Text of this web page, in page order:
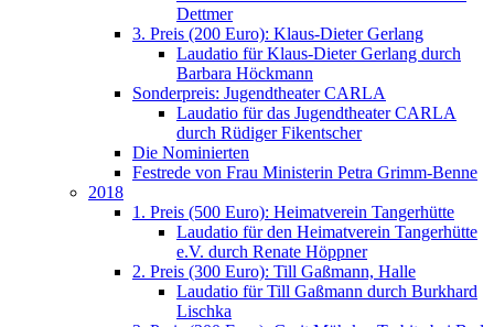
Dettmer
3. Preis (200 Euro): Klaus-Dieter Gerlang
Laudatio für Klaus-Dieter Gerlang durch
Barbara Höckmann
Sonderpreis: Jugendtheater CARLA
Laudatio für das Jugendtheater CARLA
durch Rüdiger Fikentscher
Die Nominierten
Festrede von Frau Ministerin Petra Grimm-Benne
2018
1. Preis (500 Euro): Heimatverein Tangerhütte
Laudatio für den Heimatverein Tangerhütte
e.V. durch Renate Höppner
2. Preis (300 Euro): Till Gaßmann, Halle
Laudatio für Till Gaßmann durch Burkhard
Lischka